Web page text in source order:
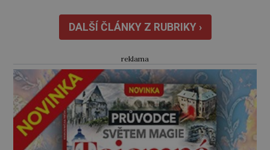
Francouzská flotila pod velením admirála
Laurenta Trugueta (1752‒1839) vyplouvá
v únoru 1793 z Toulonu. Mezi posádkou […]
DALŠÍ ČLÁNKY Z RUBRIKY ›
reklama